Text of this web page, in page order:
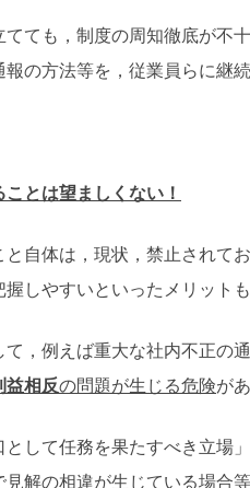
ても，制度の周知徹底が不
の方法等を，従業員らに継
とは望ましくない！
自体は，現状，禁止されて
しやすいといったメリットも
，例えば重大な社内不正の
益相反の問題が生じる危険が
して任務を果たすべき立場
解の相違が生じている場合